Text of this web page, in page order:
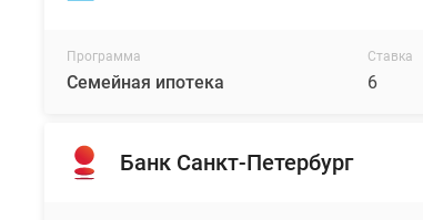
Программа
Семейная ипотека
Ставка
6
Банк Санкт-Петербург